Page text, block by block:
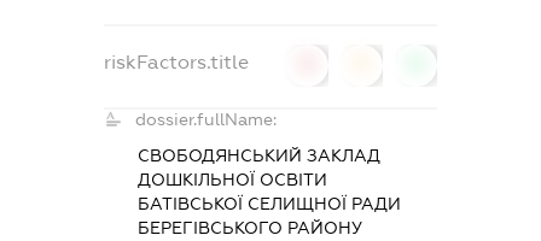
riskFactors.title
dossier.fullName:
СВОБОДЯНСЬКИЙ ЗАКЛАД
ДОШКІЛЬНОЇ ОСВІТИ
БАТІВСЬКОЇ СЕЛИЩНОЇ РАДИ
БЕРЕГІВСЬКОГО РАЙОНУ